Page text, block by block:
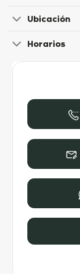
Ubicación
Horarios